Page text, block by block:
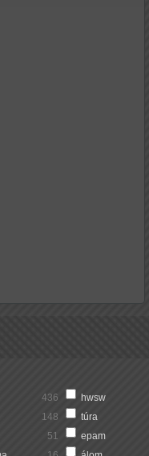
436 hwsw
148 túra
51 epam